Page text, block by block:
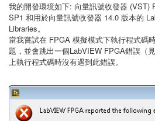
我的開發環境如下: 向量訊號收發器 (VST)
SP1 和用於向量訊號收發器 14.0 版本的
Libraries。
當我嘗試在 FPGA 模擬模式下執行程式碼
題，並會跳出一個LabVIEW FPGA錯誤（
上執行程式碼時沒有遇到此錯誤。